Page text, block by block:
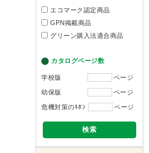
エコマーク認定商品
GPN掲載商品
グリーン購入法適合商品
カタログページ数
学校版
ページ
幼保版
ページ
危機対策のｷﾎﾝ
ページ
検索